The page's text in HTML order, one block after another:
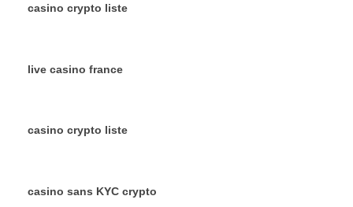
casino crypto liste
live casino france
casino crypto liste
casino sans KYC crypto